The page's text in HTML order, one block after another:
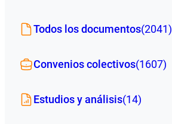
Todos los documentos(2041)
Convenios colectivos(1607)
Estudios y análisis(14)